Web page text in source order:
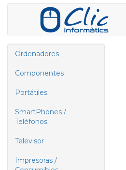
Ordenadores
Componentes
Portátiles
SmartPhones /
Teléfonos
Televisor
Impresoras /